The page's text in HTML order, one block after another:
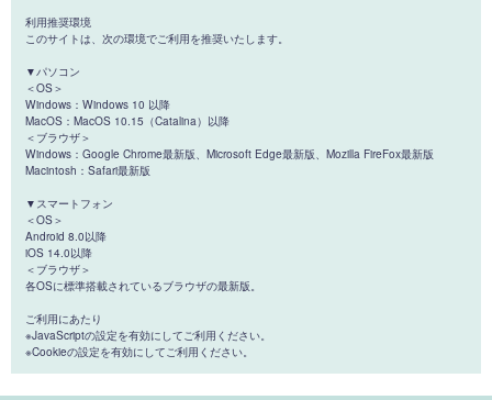
利用推奨環境
このサイトは、次の環境でご利用を推奨いたします。
▼パソコン
＜OS＞
Windows：Windows 10 以降
MacOS：MacOS 10.15（Catalina）以降
＜ブラウザ＞
Windows：Google Chrome最新版、Microsoft Edge最新版、Mozilla FireFox最新版
Macintosh：Safari最新版
▼スマートフォン
＜OS＞
Android 8.0以降
iOS 14.0以降
＜ブラウザ＞
各OSに標準搭載されているブラウザの最新版。
ご利用にあたり
※JavaScriptの設定を有効にしてご利用ください。
※Cookieの設定を有効にしてご利用ください。